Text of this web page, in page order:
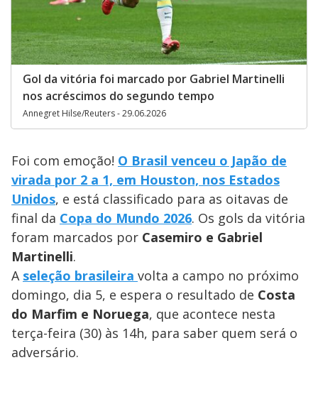
Gol da vitória foi marcado por Gabriel Martinelli
nos acréscimos do segundo tempo
Annegret Hilse/Reuters - 29.06.2026
Foi com emoção! O Brasil venceu o Japão de
virada por 2 a 1, em Houston, nos Estados
Unidos, e está classificado para as oitavas de
final da Copa do Mundo 2026. Os gols da vitória
foram marcados por Casemiro e Gabriel
Martinelli.
A seleção brasileira volta a campo no próximo
domingo, dia 5, e espera o resultado de Costa
do Marfim e Noruega, que acontece nesta
terça-feira (30) às 14h, para saber quem será o
adversário.